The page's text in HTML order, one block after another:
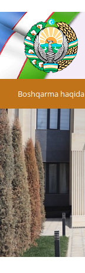
Boshqarma haqida